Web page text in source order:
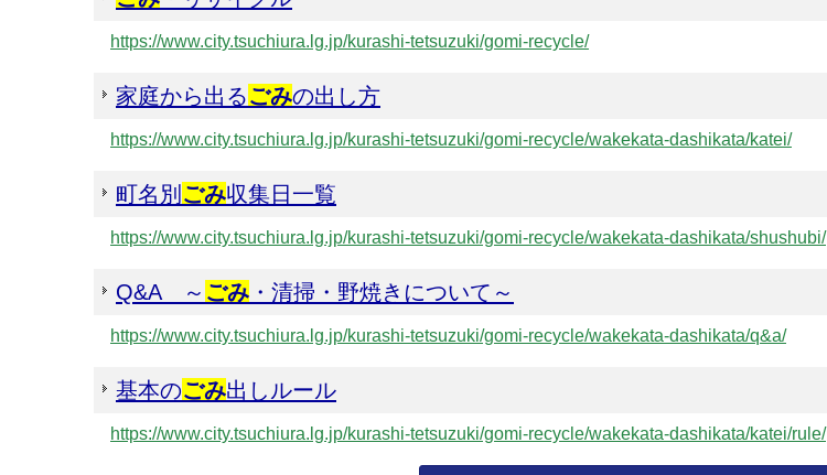
https://www.city.tsuchiura.lg.jp/kurashi-tetsuzuki/gomi-recycle/
家庭から出るごみの出し方
https://www.city.tsuchiura.lg.jp/kurashi-tetsuzuki/gomi-recycle/wakekata-dashikata/katei/
町名別 ごみ収集日一覧
https://www.city.tsuchiura.lg.jp/kurashi-tetsuzuki/gomi-recycle/wakekata-dashikata/shushubi/
Q&A ～ ごみ ・清掃・野焼きについて～
https://www.city.tsuchiura.lg.jp/kurashi-tetsuzuki/gomi-recycle/wakekata-dashikata/q&a/
基本のごみ出しルール
https://www.city.tsuchiura.lg.jp/kurashi-tetsuzuki/gomi-recycle/wakekata-dashikata/katei/rule/